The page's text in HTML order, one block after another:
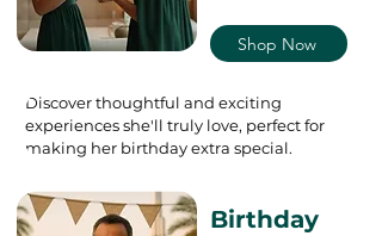
Shop Now
Discover thoughtful and exciting
experiences she'll truly love, perfect for
making her birthday extra special.
Birthday